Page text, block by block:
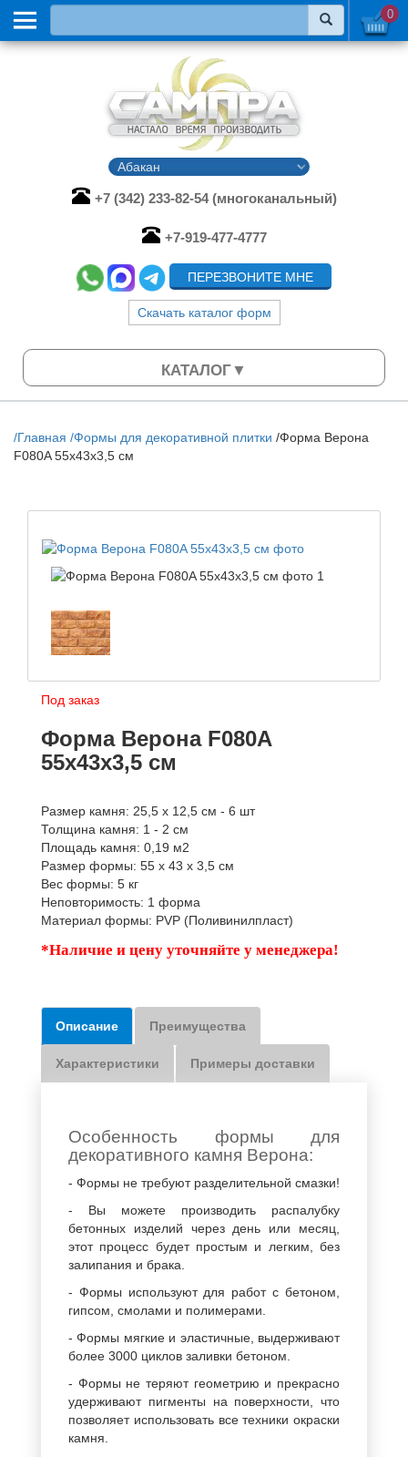
/Главная /Формы для декоративной плитки /Форма Верона
F080A 55х43х3,5 см
Под заказ
Форма Верона F080A
55х43х3,5 см
Размер камня: 25,5 х 12,5 см - 6 шт
Толщина камня: 1 - 2 см
Площадь камня: 0,19 м2
Размер формы: 55 х 43 х 3,5 см
Вес формы: 5 кг
Неповторимость: 1 форма
Материал формы: PVP (Поливинилпласт)
*Наличие и цену уточняйте у менеджера!
Описание Преимущества
Характеристики Примеры доставки
Особенность формы для
декоративного камня Верона:
- Формы не требуют разделительной смазки!
- Вы можете производить распалубку
бетонных изделий через день или месяц,
этот процесс будет простым и легким, без
залипания и брака.
- Формы используют для работ с бетоном,
гипсом, смолами и полимерами.
- Формы мягкие и эластичные, выдерживают
более 3000 циклов заливки бетоном.
- Формы не теряют геометрию и прекрасно
удерживают пигменты на поверхности, что
позволяет использовать все техники окраски
камня.
+7 (342) 233-82-54 (многоканальный)
+7-919-477-4777
ПЕРЕЗВОНИТЕ МНЕ
Скачать каталог форм
0
КАТАЛОГ